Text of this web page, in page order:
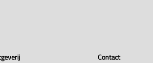
Contact